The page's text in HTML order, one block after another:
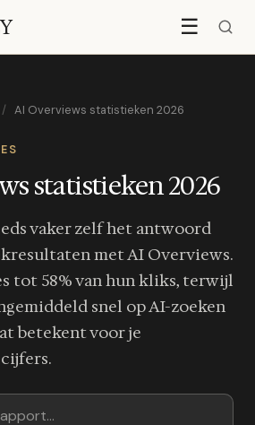
☰
/ AI Overviews statistieken 2026
statistieken 2026
vaker zelf het antwoord
met AI Overviews.
tot 58% van hun kliks, terwijl
snel op AI-zoeken
betekent voor je